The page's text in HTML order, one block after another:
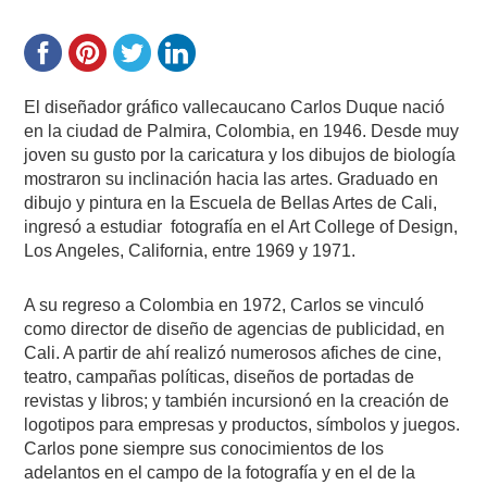
El diseñador gráfico vallecaucano Carlos Duque nació
en la ciudad de Palmira, Colombia, en 1946. Desde muy
joven su gusto por la caricatura y los dibujos de biología
mostraron su inclinación hacia las artes. Graduado en
dibujo y pintura en la Escuela de Bellas Artes de Cali,
ingresó a estudiar fotografía en el Art College of Design,
Los Angeles, California, entre 1969 y 1971.
A su regreso a Colombia en 1972, Carlos se vinculó
como director de diseño de agencias de publicidad, en
Cali. A partir de ahí realizó numerosos afiches de cine,
teatro, campañas políticas, diseños de portadas de
revistas y libros; y también incursionó en la creación de
logotipos para empresas y productos, símbolos y juegos.
Carlos pone siempre sus conocimientos de los
adelantos en el campo de la fotografía y en el de la